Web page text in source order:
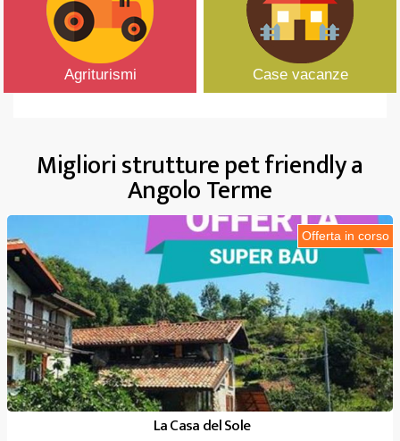
Agriturismi Case vacanze
Migliori strutture pet friendly a
Angolo Terme
Offerta in corso
La Casa del Sole